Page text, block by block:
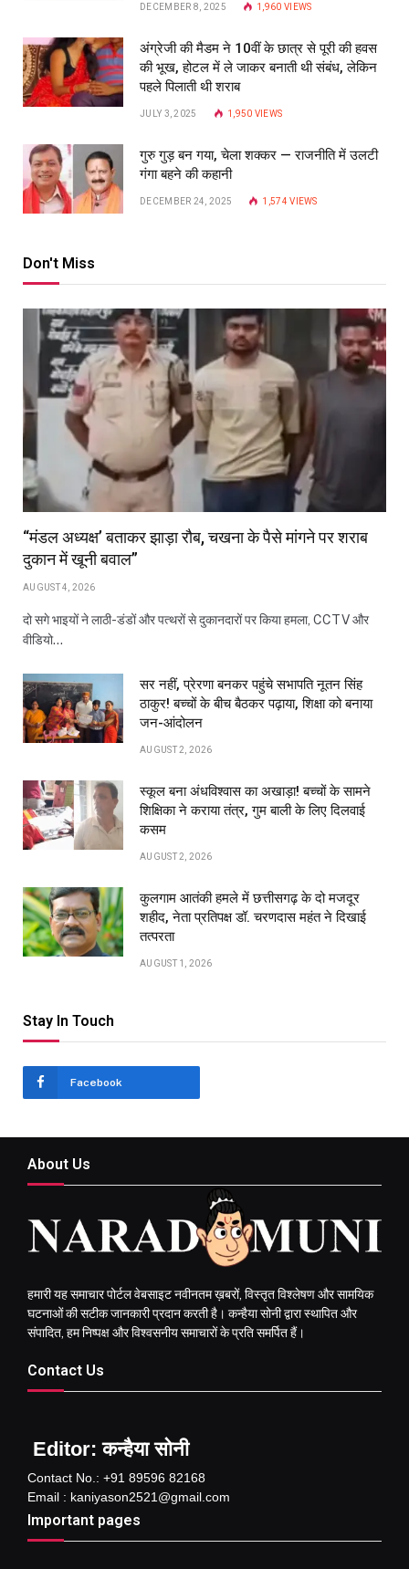
DECEMBER 8, 2025 1,960 VIEWS
अंग्रेजी की मैडम ने 10वीं के छात्र से पूरी की हवस
की भूख, होटल में ले जाकर बनाती थी संबंध, लेकिन
पहले पिलाती थी शराब
JULY 3, 2025 1,950 VIEWS
गुरु गुड़ बन गया, चेला शक्कर — राजनीति में उलटी
गंगा बहने की कहानी
DECEMBER 24, 2025 1,574VIEWS
Don't Miss
“मंडल अध्यक्ष’ बताकर झाड़ा रौब, चखना के पैसे मांगने पर शराब
दुकान में खूनी बवाल”
AUGUST 4, 2026
दो सगे भाइयों ने लाठी-डंडों और पत्थरों से दुकानदारों पर किया हमला, CCTV और
वीडियो…
सर नहीं, प्रेरणा बनकर पहुंचे सभापति नूतन सिंह
ठाकुर! बच्चों के बीच बैठकर पढ़ाया, शिक्षा को बनाया
जन-आंदोलन
AUGUST 2, 2026
स्कूल बना अंधविश्वास का अखाड़ा! बच्चों के सामने
शिक्षिका ने कराया तंत्र, गुम बाली के लिए दिलवाई
कसम
AUGUST 2, 2026
कुलगाम आतंकी हमले में छत्तीसगढ़ के दो मजदूर
शहीद, नेता प्रतिपक्ष डॉ. चरणदास महंत ने दिखाई
तत्परता
AUGUST 1, 2026
Stay In Touch
Facebook
About Us
हमारी यह समाचार पोर्टल वेबसाइट नवीनतम ख़बरों, विस्तृत विश्लेषण और सामयिक
घटनाओं की सटीक जानकारी प्रदान करती है। कन्हैया सोनी द्वारा स्थापित और
संपादित, हम निष्पक्ष और विश्वसनीय समाचारों के प्रति समर्पित हैं।
Contact Us
Editor: कन्हैया सोनी
Contact No.: +91 89596 82168
Email : kaniyason2521@gmail.com
Important pages